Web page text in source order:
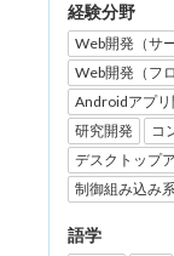
経験分野
Web開発（サ
Web開発（フ
Androidアプリ
研究開発
コ
デスクトップ
制御組み込み
語学